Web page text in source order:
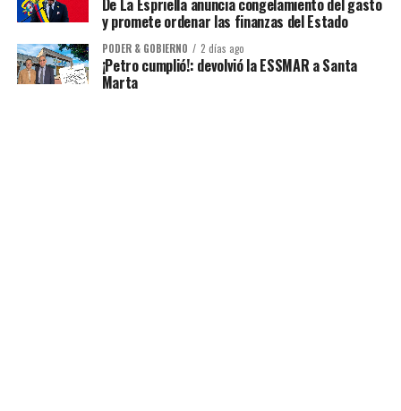
y promete ordenar las finanzas del Estado
PODER & GOBIERNO 2 días ago
¡Petro cumplió!: devolvió la ESSMAR a Santa
Marta